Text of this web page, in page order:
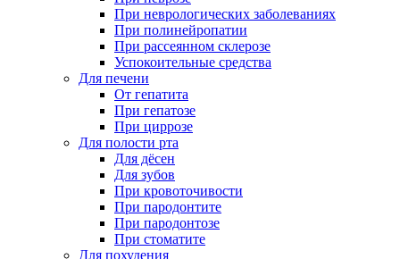
При неврологических заболеваниях
При полинейропатии
При рассеянном склерозе
Успокоительные средства
Для печени
От гепатита
При гепатозе
При циррозе
Для полости рта
Для дёсен
Для зубов
При кровоточивости
При пародонтите
При пародонтозе
При стоматите
Для похудения